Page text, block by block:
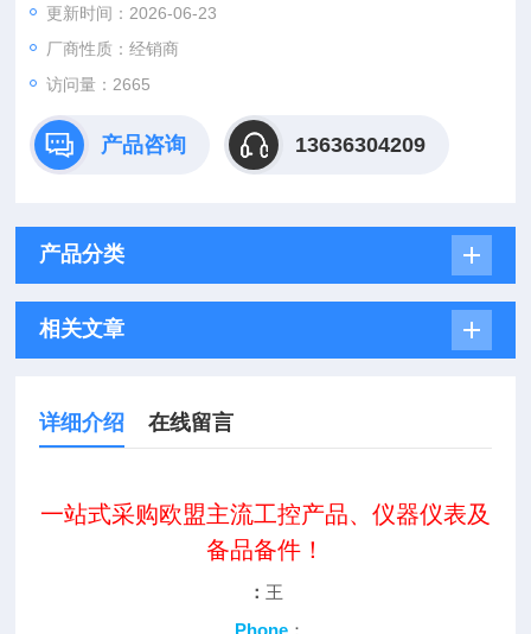
更新时间：2026-06-23
厂商性质：经销商
访问量：2665
产品咨询 13636304209
产品分类
相关文章
详细介绍 在线留言
一站式采购欧盟主流工控产品、仪器仪表及
备品备件！
： 王